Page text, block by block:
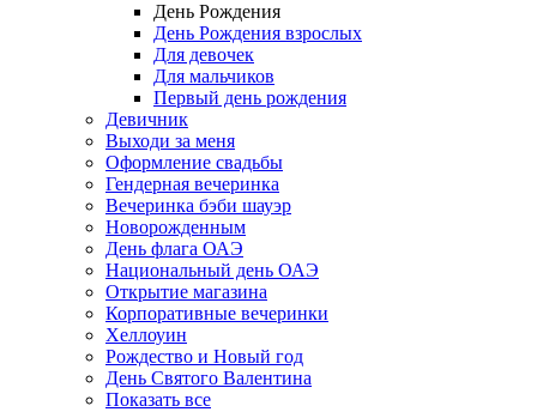
День Рождения
День Рождения взрослых
Для девочек
Для мальчиков
Первый день рождения
Девичник
Выходи за меня
Оформление свадьбы
Гендерная вечеринка
Вечеринка бэби шауэр
Новорожденным
День флага ОАЭ
Национальный день ОАЭ
Открытие магазина
Корпоративные вечеринки
Хеллоуин
Рождество и Новый год
День Святого Валентина
Показать все